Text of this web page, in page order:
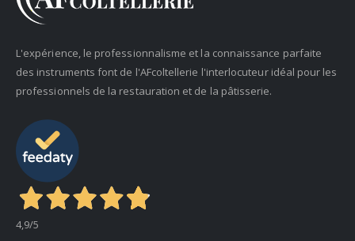
L'expérience, le professionnalisme et la connaissance parfaite
des instruments font de l'AFcoltellerie l'interlocuteur idéal pour les
professionnels de la restauration et de la pâtisserie.
4,9/5